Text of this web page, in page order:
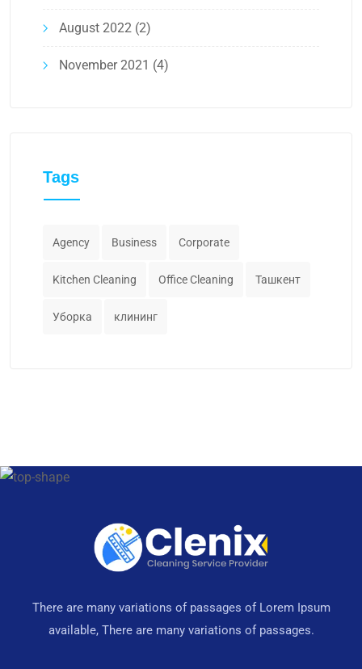
August 2022 (2)
November 2021 (4)
Tags
Agency Business Corporate
Kitchen Cleaning Office Cleaning Ташкент
Уборка клининг
There are many variations of passages of Lorem Ipsum
available, There are many variations of passages.